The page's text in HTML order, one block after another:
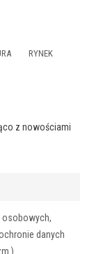
RYNEK
z nowościami
osobowych,
danych